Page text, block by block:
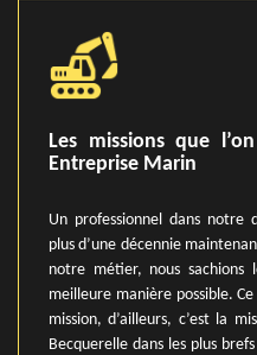
Les missions que
Entreprise Marin
Un professionnel dans notre
plus d’une décennie
notre métier, nous
meilleure manière possible.
mission, d’ailleurs, c’est la
Becquerelle dans les plus